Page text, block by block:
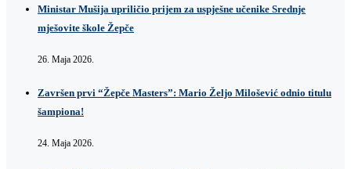
Ministar Mušija upriličio prijem za uspješne učenike Srednje
mješovite škole Žepče
26. Maja 2026.
Završen prvi “Žepče Masters”: Mario Željo Milošević odnio titulu
šampiona!
24. Maja 2026.